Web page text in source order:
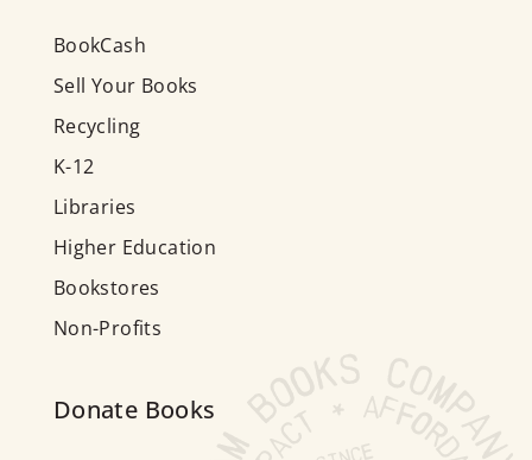
BookCash
Sell Your Books
Recycling
K-12
Libraries
Higher Education
Bookstores
Non-Profits
Donate Books